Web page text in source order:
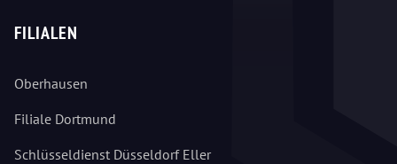
FILIALEN
Oberhausen
Filiale Dortmund
Schlüsseldienst Düsseldorf Eller